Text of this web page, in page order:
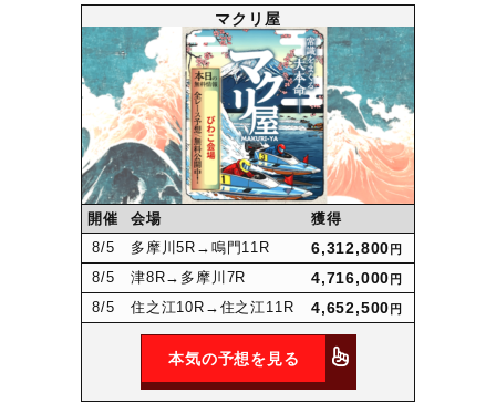
マクリ屋
開催 会場
獲得
8/5 多摩川5R →鳴門11R 6,312,800 円
8/5 津8R→多摩川7R 4,716,000 円
8/5 住之江10R →住之江11R 4,652,500 円
本気の予想を見る